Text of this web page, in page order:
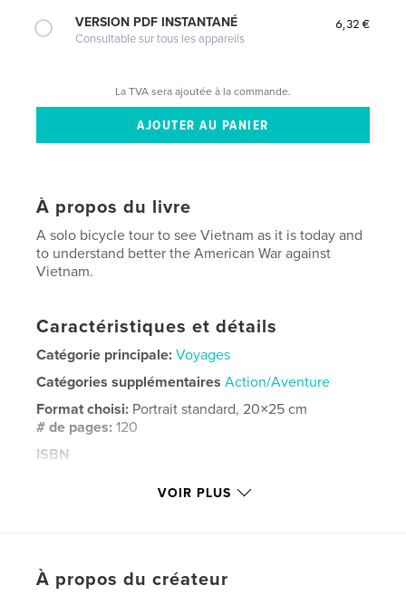
VERSION PDF INSTANTANÉ
Consultable sur tous les appareils
6,32 €
La TVA sera ajoutée à la commande.
À propos du livre
A solo bicycle tour to see Vietnam as it is today and
to understand better the American War against
Vietnam.
Caractéristiques et détails
Catégorie principale: Voyages
Catégories supplémentaires Action/Aventure
Format choisi: Portrait standard, 20×25 cm
# de pages:120
ISBN
Date de publication:mai 16, 2023
War , American , history
VOIR PLUS
À propos du créateur